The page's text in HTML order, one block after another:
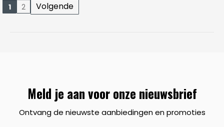
1 2 Volgende
Meld je aan voor onze nieuwsbrief
Ontvang de nieuwste aanbiedingen en promoties